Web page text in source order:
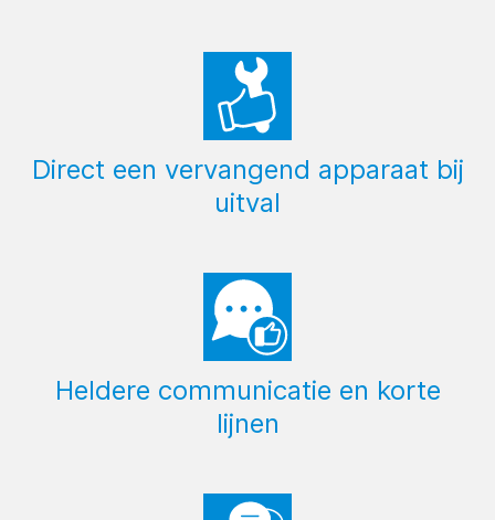
Direct een vervangend apparaat bij
uitval
Heldere communicatie en korte
lijnen